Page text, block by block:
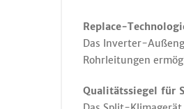
Replace-
Das Inverter-
Rohrleitungen
Qualitätssiegel für